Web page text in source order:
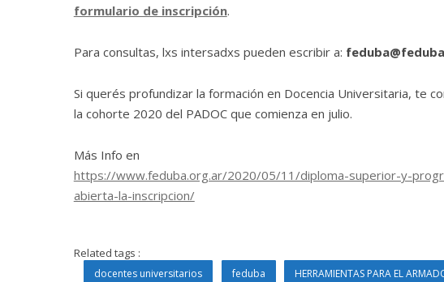
formulario de inscripción.
Para consultas, lxs intersadxs pueden escribir a:
Si querés profundizar la formación en Docencia Universitaria, te
la cohorte 2020 del PADOC que comienza en julio.
Más Info en
https://www.feduba.org.ar/2020/05/11/diploma-superior-y-
abierta-la-inscripcion/
Related tags :
docentes universitarios feduba HERRAMIENTAS PARA EL